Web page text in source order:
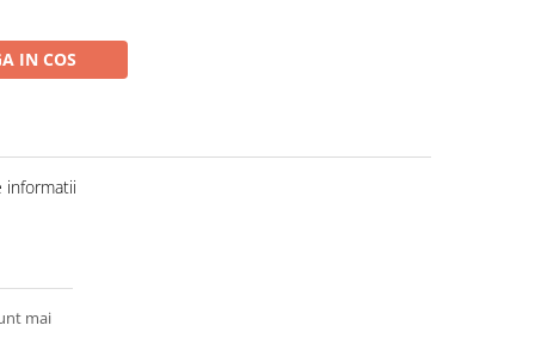
IN COS
informatii
mai